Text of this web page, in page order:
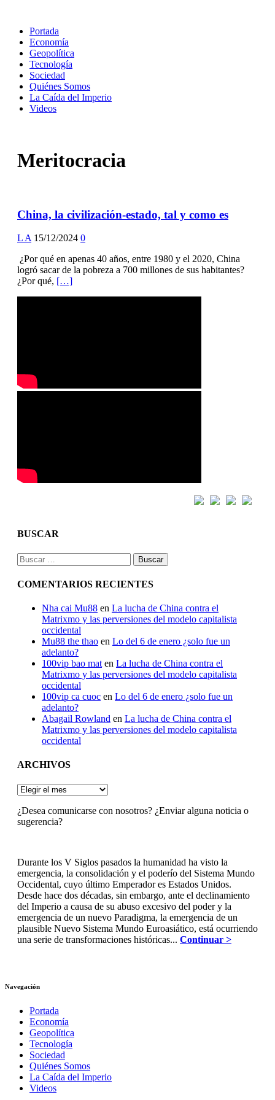
Portada
Economía
Geopolítica
Tecnología
Sociedad
Quiénes Somos
La Caída del Imperio
Videos
Meritocracia
China, la civilización-estado, tal y como es
L A 15/12/2024 0
¿Por qué en apenas 40 años, entre 1980 y el 2020, China
logró sacar de la pobreza a 700 millones de sus habitantes?
¿Por qué, […]
BUSCAR
Buscar:
COMENTARIOS RECIENTES
Nha cai Mu88 en La lucha de China contra el
Matrixmo y las perversiones del modelo capitalista
occidental
Mu88 the thao en Lo del 6 de enero ¿solo fue un
adelanto?
100vip bao mat en La lucha de China contra el
Matrixmo y las perversiones del modelo capitalista
occidental
100vip ca cuoc en Lo del 6 de enero ¿solo fue un
adelanto?
Abagail Rowland en La lucha de China contra el
Matrixmo y las perversiones del modelo capitalista
occidental
ARCHIVOS
ARCHIVOS
¿Desea comunicarse con nosotros? ¿Enviar alguna noticia o
sugerencia?
Durante los V Siglos pasados la humanidad ha visto la
emergencia, la consolidación y el poderío del Sistema Mundo
Occidental, cuyo último Emperador es Estados Unidos.
Desde hace dos décadas, sin embargo, ante el declinamiento
del Imperio a causa de su abuso excesivo del poder y la
emergencia de un nuevo Paradigma, la emergencia de un
plausible Nuevo Sistema Mundo Euroasiático, está ocurriendo
una serie de transformaciones históricas... Continuar >
Navegación
Portada
Economía
Geopolítica
Tecnología
Sociedad
Quiénes Somos
La Caída del Imperio
Videos